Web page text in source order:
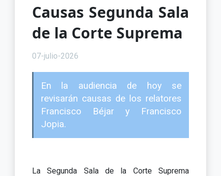
Causas Segunda Sala
de la Corte Suprema
07-julio-2026
En la audiencia de hoy se
revisarán causas de los relatores
Francisco Béjar y Francisco
Jopia.
La Segunda Sala de la Corte Suprema